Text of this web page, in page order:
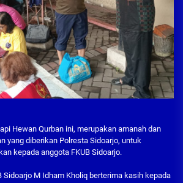
Hewan Qurban ini, merupakan amanah dan
yang diberikan Polresta Sidoarjo, untuk
kepada anggota FKUB Sidoarjo.
Sidoarjo M Idham Kholiq berterima kasih kepada